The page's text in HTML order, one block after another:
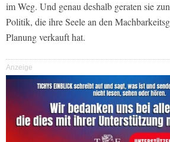
im Weg. Und genau deshalb geraten sie
Politik, die ihre Seele an den
Planung verkauft hat.
Anzeige